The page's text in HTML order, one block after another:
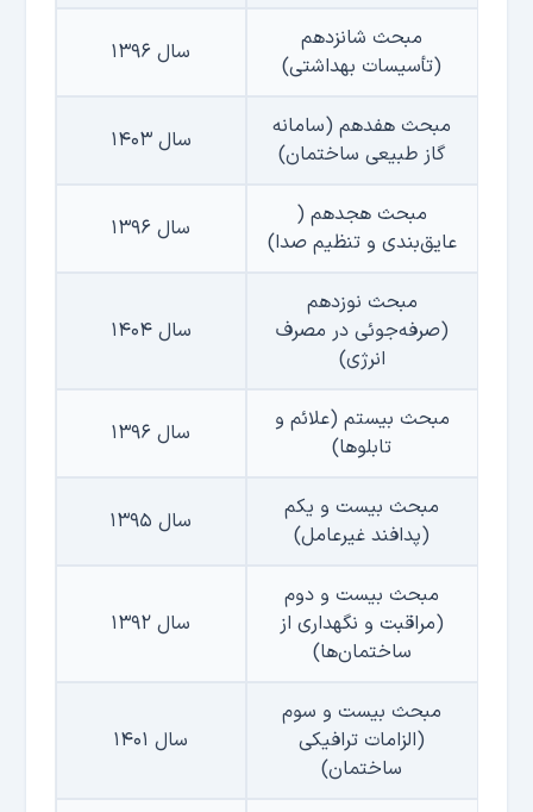
مبحث شانزدهم
(تأسیسات بهداشتی)
سال ۱۳۹۶
مبحث هفدهم (سامانه
گاز طبیعی ساختمان)
سال ۱۴۰۳
مبحث هجدهم (
عایق‌بندی و تنظیم صدا)
سال ۱۳۹۶
مبحث نوزدهم
(صرفه‌جوئی در مصرف
انرژی)
سال ۱۴۰۴
مبحث بیستم (علائم و
تابلوها)
سال ۱۳۹۶
مبحث بیست و یکم
(پدافند غیرعامل)
سال ۱۳۹۵
مبحث بیست و دوم
(مراقبت و نگهداری از
ساختمان‌ها)
سال ۱۳۹۲
مبحث بیست و سوم
(الزامات ترافیکی
ساختمان)
سال ۱۴۰۱